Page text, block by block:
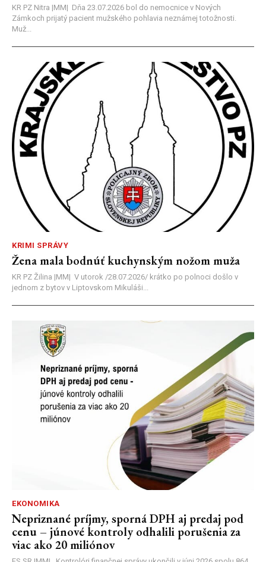
KR PZ Nitra |MM| Dňa 23.07.2026 bol do nemocnice v Nových
Zámkoch prijatý pacient mužského pohlavia neznámej totožnosti.
Muž...
KRIMI SPRÁVY
Žena mala bodnúť kuchynským nožom muža
KR PZ Žilina |MM| V utorok /28.07.2026/ krátko po polnoci došlo v
jednom z bytov v Liptovskom Mikuláši...
EKONOMIKA
Nepriznané príjmy, sporná DPH aj predaj pod
cenu – júnové kontroly odhalili porušenia za
viac ako 20 miliónov